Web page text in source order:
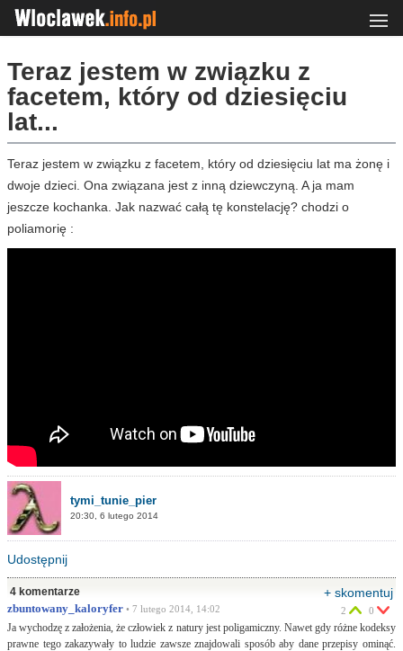
Teraz jestem w związku z
facetem, który od dziesięciu
lat...
Teraz jestem w związku z facetem, który od dziesięciu lat ma żonę i
dwoje dzieci. Ona związana jest z inną dziewczyną. A ja mam
jeszcze kochanka. Jak nazwać całą tę konstelację? chodzi o
poliamorię :
tymi_tunie_pier
20:30, 6 lutego 2014
Udostępnij
4 komentarze + skomentuj
zbuntowany_kaloryfer • 7 lutego 2014, 14:02
Ja wychodzę z założenia, że człowiek z natury jest poligamiczny. Nawet gdy różne kodeksy
prawne tego zakazywały to ludzie zawsze znajdowali sposób aby dane przepisy ominąć.
2 0